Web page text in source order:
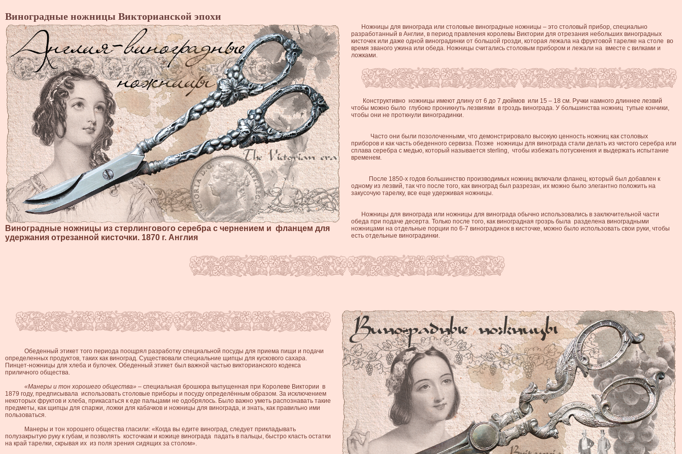
Виноградные ножницы Викторианской эпохи
Виноградные ножницы из стерлингового серебра с чернением и фланцем для
удержания отрезанной кисточки. 1870 г. Англия
Ножницы для винограда или столовые виноградные ножницы – это столовый прибор, специально
разработанный в Англии, в период правления королевы Виктории для отрезания небольших виноградных
кисточек или даже одной виноградинки от большой грозди, которая лежала на фруктовой тарелке на столе во
время званого ужина или обеда. Ножницы считались столовым прибором и лежали на вместе с вилками и
ложками.
Конструктивно ножницы имеют длину от 6 до 7 дюймов или 15 – 18 см. Ручки намного длиннее лезвий
чтобы можно было глубоко проникнуть лезвиями в гроздь винограда. У большинства ножниц тупые кончики,
чтобы они не проткнули виноградинки.
Часто они были позолоченными, что демонстрировало высокую ценность ножниц как столовых
приборов и как часть обеденного сервиза. Позже ножницы для винограда стали делать из чистого серебра или
сплава серебра с медью, который называется sterling, чтобы избежать потускнения и выдержать испытание
временем.
После 1850-х годов большинство производимых ножниц включали фланец, который был добавлен к
одному из лезвий, так что после того, как виноград был разрезан, их можно было элегантно положить на
закусочую тарелку, все еще удерживая ножницы.
Ножницы для винограда или ножницы для винограда обычно использовались в заключительной части
обеда при подаче десерта. Только после того, как виноградная грозрь была разделена виноградными
ножницами на отдельные порции по 6-7 виноградинок в кисточке, можно было использовать свои руки, чтобы
есть отдельные виноградинки.
Обеденный этикет того периода поощрял разработку специальной посуды для приема пищи и подачи
определенных продуктов, таких как виноград. Существовали специальние щипцы для кускового сахара.
Пинцет-ножницы для хлеба и булочек. Обеденный этикет был важной частью викторианского кодекса
приличного общества.
«Манеры и тон хорошего общества» – специальная брошюра выпущенная при Королеве Виктории в
1879 году, предписывала использовать столовые приборы и посуду определённым образом. За исключением
некоторых фруктов и хлеба, прикасаться к еде пальцами не одобрялось. Было важно уметь распознавать такие
предметы, как щипцы для спаржи, ложки для кабачков и ножницы для винограда, и знать, как правильно ими
пользоваться.
Манеры и тон хорошего общества гласили: «Когда вы едите виноград, следует прикладывать
полузакрытую руку к губам, и позволять косточкам и кожице винограда падать в пальцы, быстро класть остатки
на край тарелки, скрывая их из поля зрения сидящих за столом».